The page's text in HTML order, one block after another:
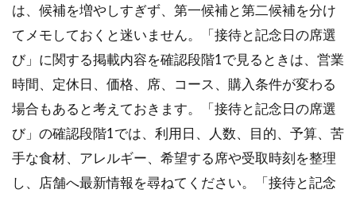
は、候補を増やしすぎず、第一候補と第二候補を分け
てメモしておくと迷いません。「接待と記念日の席選
び」に関する掲載内容を確認段階1で見るときは、営業
時間、定休日、価格、席、コース、購入条件が変わる
場合もあると考えておきます。「接待と記念日の席選
び」の確認段階1では、利用日、人数、目的、予算、苦
手な食材、アレルギー、希望する席や受取時刻を整理
し、店舗へ最新情報を尋ねてください。「接待と記念